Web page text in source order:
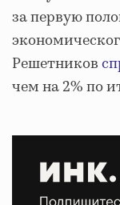
за первую
Решетников
чем на 2% по